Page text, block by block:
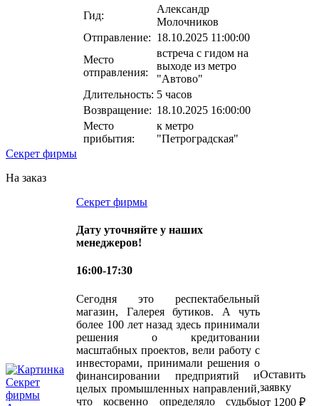
Гид:
Александр
Молочников
Отправление: 18.10.2025 11:00:00
Место
отправления:
встреча с гидом на
выходе из метро
"Автово"
Длительность: 5 часов
Возвращение: 18.10.2025 16:00:00
Место
прибытия:
к метро
"Петроградская"
Секрет фирмы
На заказ
Секрет фирмы
Дату уточняйте у наших
менеджеров!
16:00-17:30
Сегодня это респектабельный
магазин, Галерея бутиков. А чуть
более 100 лет назад здесь принимали
решения о кредитовании
масштабных проектов, вели работу с
инвесторами, принимали решения о
финансировании предприятий и
целых промышленных направлений,
что косвенно определяло судьбы
Оставить
заявку
от 1200 ₽